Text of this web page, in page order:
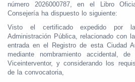
número 2026000787, en el Libro
Consejería ha dispuesto lo siguiente:
Visto el certificado expedido por
Administración Pública, relacionado con
entrada en el Registro de esta Ciudad
mediante nombramiento accidental,
Viceinterventor, y considerando los
de la convocatoria,